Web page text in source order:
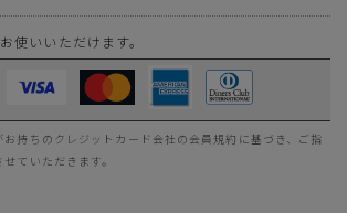
使いいただけます。
持ちのクレジットカード会社の会員規約に基づき、ご指
ていただきます。